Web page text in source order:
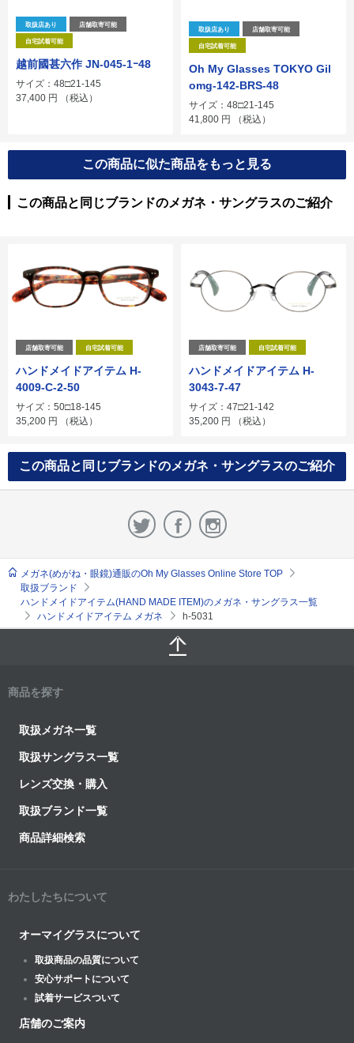
取扱店あり 店舗取寄可能
自宅試着可能
越前國甚六作 JN-045-1ｰ48
サイズ：48□21-145
37,400 円 （税込）
取扱店あり 店舗取寄可能
自宅試着可能
Oh My Glasses TOKYO Gil
omg-142-BRS-48
サイズ：48□21-145
41,800 円 （税込）
この商品に似た商品をもっと見る
この商品と同じブランドのメガネ・サングラスのご紹介
店舗取寄可能 自宅試着可能
ハンドメイドアイテム H-
4009-C-2-50
サイズ：50□18-145
35,200 円 （税込）
店舗取寄可能 自宅試着可能
ハンドメイドアイテム H-
3043-7-47
サイズ：47□21-142
35,200 円 （税込）
この商品と同じブランドのメガネ・サングラスのご紹介
メガネ(めがね・眼鏡)通販のOh My Glasses Online Store TOP
取扱ブランド
ハンドメイドアイテム(HAND MADE ITEM)のメガネ・サングラス一覧
ハンドメイドアイテム メガネ
h-5031
商品を探す
取扱メガネ一覧
取扱サングラス一覧
レンズ交換・購入
取扱ブランド一覧
商品詳細検索
わたしたちについて
オーマイグラスについて
取扱商品の品質について
安心サポートについて
試着サービスついて
店舗のご案内